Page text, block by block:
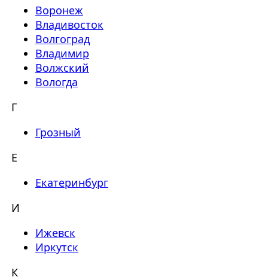
Воронеж
Владивосток
Волгоград
Владимир
Волжский
Вологда
Г
Грозный
Е
Екатеринбург
И
Ижевск
Иркутск
К